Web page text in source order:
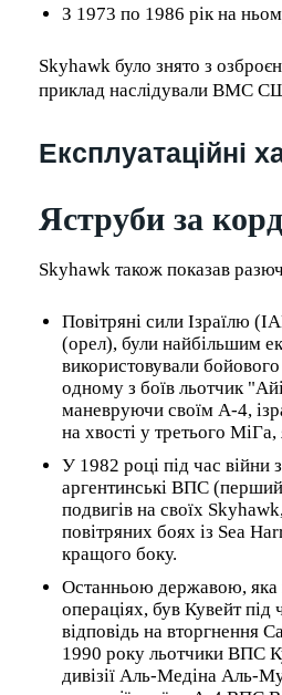
З 1973 по 1986 рік на
Skyhawk було знято з
приклад наслідували ВМС
Експлуатаційні
Яструби за
Skyhawk також показав
Повітряні сили Ізраїлю
(орел), були найбільшим
використовували
одному з боїв льотчик
маневруючи своїм A-4,
на хвості у третього
У 1982 році під час війни
аргентинські ВПС
подвигів на своїх
повітряних боях із Sea
кращого боку.
Останньою державою, яка
операціях, був Кувейт під
відповідь на вторгнення
1990 року льотчики ВПС
дивізії Аль-Медіна Аль-